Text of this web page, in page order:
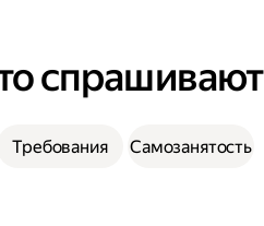
спрашивают
Требования Самозанятость